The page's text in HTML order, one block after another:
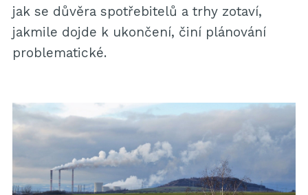
jak se důvěra spotřebitelů a trhy zotaví,
jakmile dojde k ukončení, činí plánování
problematické.